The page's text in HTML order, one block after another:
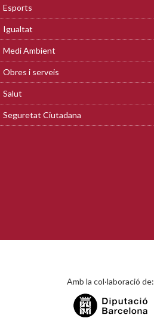
Esports
Igualtat
Medi Ambient
Obres i serveis
Salut
Seguretat Ciutadana
Amb la col·laboració de: